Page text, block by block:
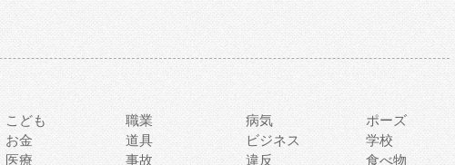
こども 職業 病気
ポーズ
お金 道具 ビジネス
学校
医療 事故 違反
食べ物